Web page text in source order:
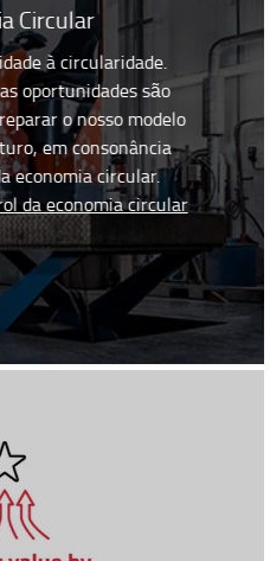
Circular
à circularidade.
oportunidades são
o nosso modelo
em consonância
economia circular.
da economia circular